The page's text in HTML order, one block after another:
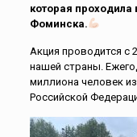
которая
Фоминска.
Акция проводится с
нашей страны.
миллиона человек
Российской